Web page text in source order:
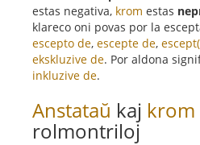
estas negativa, krom estas
klareco oni povas por la
escepto de, escepte de,
ekskluzive de. Por aldona
inkluzive de.
Anstataŭ kaj krom
rolmontriloj